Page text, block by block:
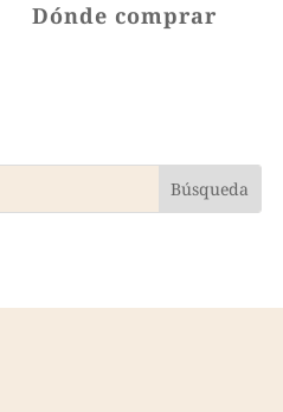
Dónde comprar